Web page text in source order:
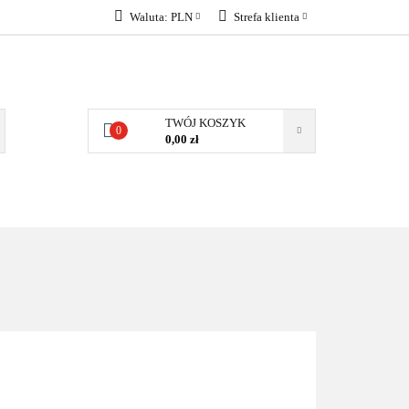
Waluta: PLN Strefa klienta
Dodaj zgłoszenie
Zgody cookies
0
TWÓJ KOSZYK
0,00 zł
KONTAKT